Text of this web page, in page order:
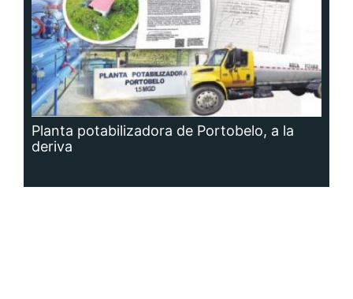
Planta potabilizadora de Portobelo, a la
deriva